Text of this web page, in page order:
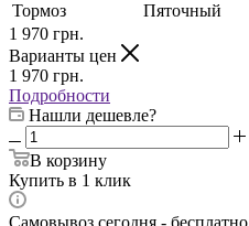
Тормоз
Пяточный
1 970 грн.
Варианты цен
1 970 грн.
Подробности
Нашли дешевле?
В корзину
Купить в 1 клик